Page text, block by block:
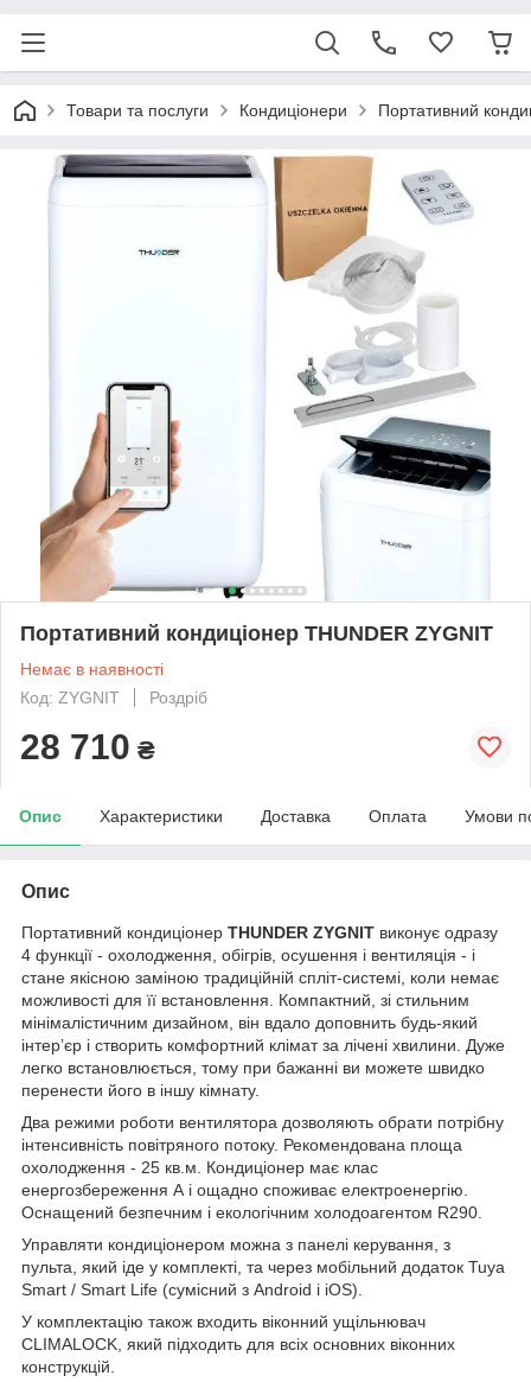
Товари та послуги Кондиціонери Портативний
Портативний кондиціонер THUNDER ZYGNIT
Немає в наявності
Код: ZYGNIT
Роздріб
28 710 ₴
Опис Характеристики Доставка Оплата Умови
Опис
Портативний кондиціонер THUNDER ZYGNIT виконує одразу
4 функції - охолодження, обігрів, осушення і вентиляція - і
стане якісною заміною традиційній спліт-системі, коли немає
можливості для її встановлення. Компактний, зі стильним
мінімалістичним дизайном, він вдало доповнить будь-який
інтер’єр і створить комфортний клімат за лічені хвилини. Дуже
легко встановлюється, тому при бажанні ви можете швидко
перенести його в іншу кімнату.
Два режими роботи вентилятора дозволяють обрати потрібну
інтенсивність повітряного потоку. Рекомендована площа
охолодження - 25 кв.м. Кондиціонер має клас
енергозбереження А і ощадно споживає електроенергію.
Оснащений безпечним і екологічним холодоагентом R290.
Управляти кондиціонером можна з панелі керування, з
пульта, який іде у комплекті, та через мобільний додаток Tuya
Smart / Smart Life (сумісний з Android і iOS).
У комплектацію також входить віконний ущільнювач
CLIMALOCK, який підходить для всіх основних віконних
конструкцій.